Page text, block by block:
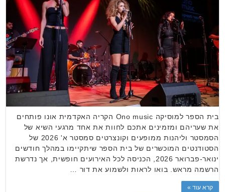
בית הספר למוסיקה Ono music הקריה האקדמית אונו פותחים
את שעריהם ומזמינים אתכם לחוות את אחד מרגעי השיא של
הסמסטר וליהנות ממופעים וקונצרטים סמסטר א' 2026 של
הסטודנטים המוכשרים של בית הספר שיתקיימו במהלך חודשים
ינואר-פברואר 2026, הכניסה לכל האירועים חופשית, אך נדרשת
הרשמה מראש. בואו לראות ולשמוע את דור …
קרא עוד »